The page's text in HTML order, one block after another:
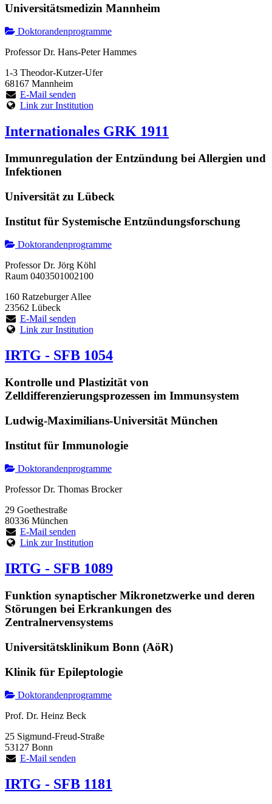
Universitätsmedizin Mannheim
Doktorandenprogramme
Professor Dr. Hans-Peter Hammes
1-3 Theodor-Kutzer-Ufer
68167 Mannheim
E-Mail senden
Link zur Institution
Internationales GRK 1911
Immunregulation der Entzündung bei Allergien und
Infektionen
Universität zu Lübeck
Institut für Systemische Entzündungsforschung
Doktorandenprogramme
Professor Dr. Jörg Köhl
Raum 0403501002100
160 Ratzeburger Allee
23562 Lübeck
E-Mail senden
Link zur Institution
IRTG - SFB 1054
Kontrolle und Plastizität von
Zelldifferenzierungsprozessen im Immunsystem
Ludwig-Maximilians-Universität München
Institut für Immunologie
Doktorandenprogramme
Professor Dr. Thomas Brocker
29 Goethestraße
80336 München
E-Mail senden
Link zur Institution
IRTG - SFB 1089
Funktion synaptischer Mikronetzwerke und deren
Störungen bei Erkrankungen des
Zentralnervensystems
Universitätsklinikum Bonn (AöR)
Klinik für Epileptologie
Doktorandenprogramme
Prof. Dr. Heinz Beck
25 Sigmund-Freud-Straße
53127 Bonn
E-Mail senden
IRTG - SFB 1181